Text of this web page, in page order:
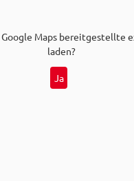
Google Maps bereitgestellte
laden?
Ja